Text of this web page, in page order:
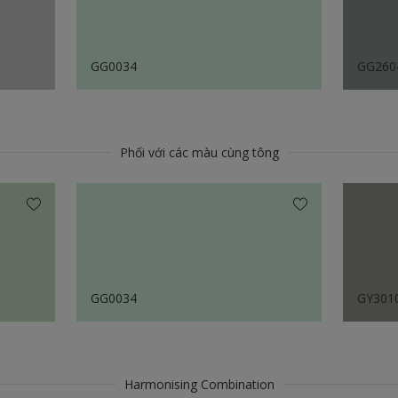
GG0034
Phối với các màu cùng tông
GG0034
Harmonising Combination